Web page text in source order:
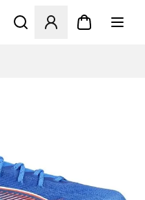
Öffnet ein neues Fenster